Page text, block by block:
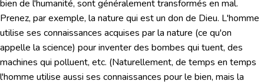
bien de l'humanité, sont généralement transformés en mal.
Prenez, par exemple, la nature qui est un don de Dieu. L'homme
utilise ses connaissances acquises par la nature (ce qu'on
appelle la science) pour inventer des bombes qui tuent, des
machines qui polluent, etc. (Naturellement, de temps en temps
l'homme utilise aussi ses connaissances pour le bien, mais la